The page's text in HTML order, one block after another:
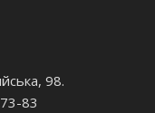
98.
83